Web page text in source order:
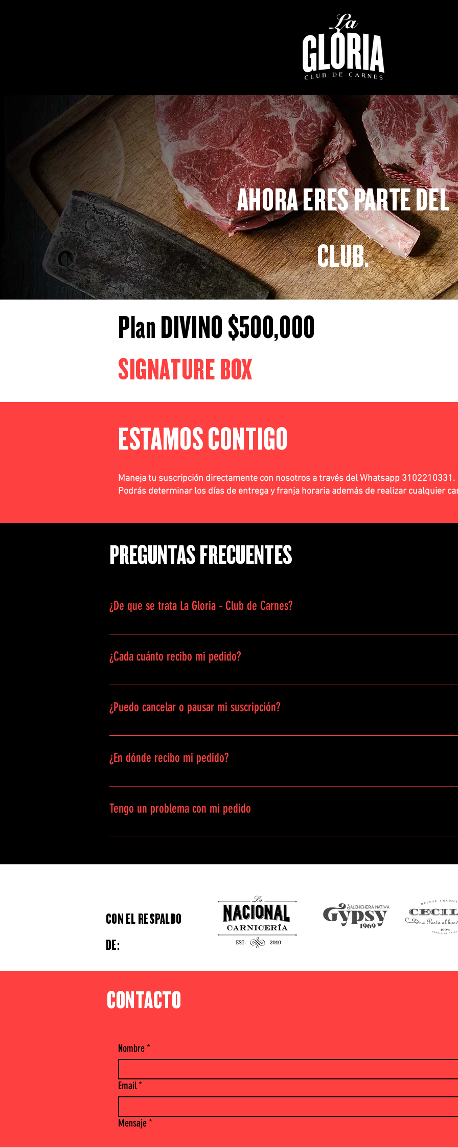
AHORA ERES PARTE DEL
CLUB.
Plan DIVINO $500,000
SIGNATURE BOX
ESTAMOS CONTIGO
Maneja tu suscripción directamente con nosotros a través del Whatsapp 3102210331.
Podrás determinar los días de entrega y franja horaria además de realizar cualquier
PREGUNTAS FRECUENTES
¿De que se trata La Gloria - Club de Carnes?
La Gloria es un servicio de suscripción en el que recibes una caja con cortes de diferentes carnes
¿Cada cuánto recibo mi pedido?
Tú escoges la frecuencia. Puede ser semanal, quincenal o mensual. Esto lo puedes modificar
¿Puedo cancelar o pausar mi suscripción?
En cualquier momento puedes cancelar tu suscripción. No hay permancia mínima.
¿En dónde recibo mi pedido?
El pedido lo recibes en la dirección que establezcas al momento de crear tu suscripción.
Tengo un problema con mi pedido
Con gusto te atendemos en los siguientes canales de atención: Whatsapp: 310 264 5478 Celular:
CON EL RESPALDO
DE:
CONTACTO
Nombre*
Email*
Mensaje*